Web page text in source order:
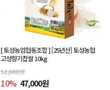
[ 토성농업협동조합 ][25년산] 토성농협
고성향기찹쌀 10kg
52,000원
10% 47,000원